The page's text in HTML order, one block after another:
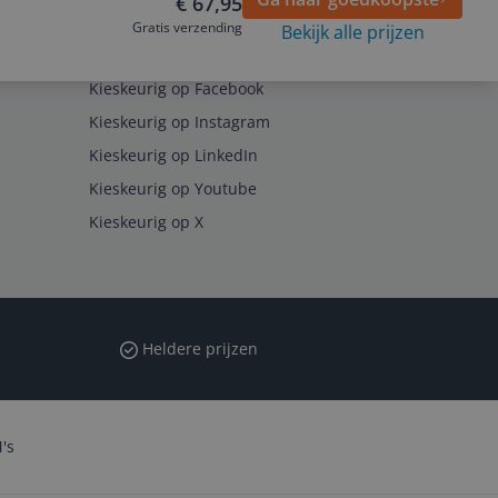
Gratis verzending
Bekijk alle prijzen
Kieskeurig op Facebook
Kieskeurig op Instagram
Kieskeurig op LinkedIn
Kieskeurig op Youtube
Kieskeurig op X
Heldere prijzen